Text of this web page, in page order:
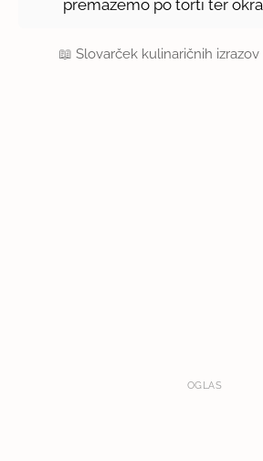
premažemo po torti ter
📖Slovarček kulinaričnih izrazov
OGLAS